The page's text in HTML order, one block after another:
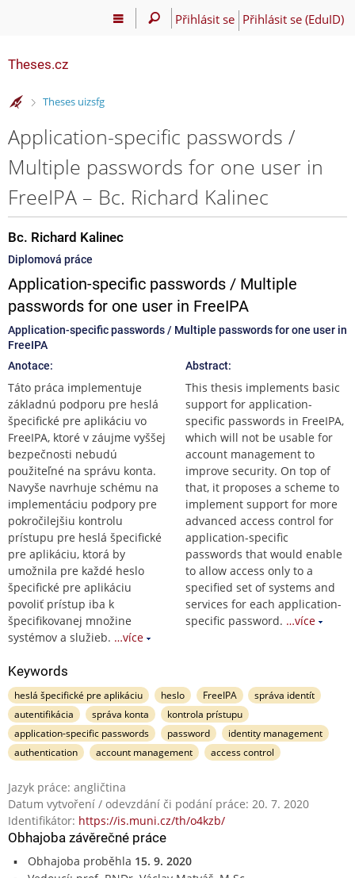
Přihlásit se Přihlásit se (EduID)
Theses.cz
>
Theses uizsfg
Application-specific passwords /
Multiple passwords for one user in
FreeIPA – Bc. Richard Kalinec
Bc. Richard Kalinec
Diplomová práce
Application-specific passwords / Multiple
passwords for one user in FreeIPA
Application-specific passwords / Multiple passwords for one user in
FreeIPA
Anotace:
Táto práca implementuje
základnú podporu pre heslá
špecifické pre aplikáciu vo
FreeIPA, ktoré v záujme vyššej
bezpečnosti nebudú
použiteľné na správu konta.
Navyše navrhuje schému na
implementáciu podpory pre
pokročilejšiu kontrolu
prístupu pre heslá špecifické
pre aplikáciu, ktorá by
umožnila pre každé heslo
špecifické pre aplikáciu
povoliť prístup iba k
špecifikovanej množine
systémov a služieb. …více
Abstract:
This thesis implements basic
support for application-
specific passwords in FreeIPA,
which will not be usable for
account management to
improve security. On top of
that, it proposes a scheme to
implement support for more
advanced access control for
application-specific
passwords that would enable
to allow access only to a
specified set of systems and
services for each application-
specific password. …více
Keywords
heslá špecifické pre aplikáciu heslo FreeIPA
správa identít
autentifikácia
správa konta
kontrola prístupu
application-specific passwords
password
identity management
authentication
account management access control
Jazyk práce: angličtina
Datum vytvoření / odevzdání či podání práce: 20. 7. 2020
Identifikátor: https://is.muni.cz/th/o4kzb/
Obhajoba závěrečné práce
Obhajoba proběhla 15. 9. 2020